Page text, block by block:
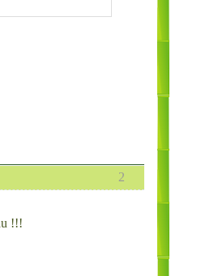
2
!!!